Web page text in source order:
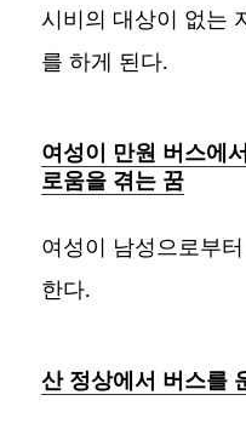
시비의 대상이 없는
를 하게 된다.
여성이 만원 버스에
로움을 겪는 꿈
여성이 남성으로부
한다.
산 정상에서 버스를